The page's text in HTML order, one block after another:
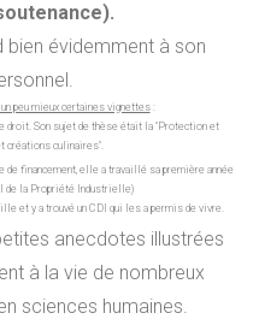
évidemment à son
peu mieux certaines vignettes:
droit. Son sujet de thèse était la "Protection et
créations culinaires".
financement, elle a travaillé sa première année
de la Propriété Industrielle)
et y a trouvé un CDI qui les a permis de vivre.
anecdotes illustrées
à la vie de nombreux
sciences humaines.